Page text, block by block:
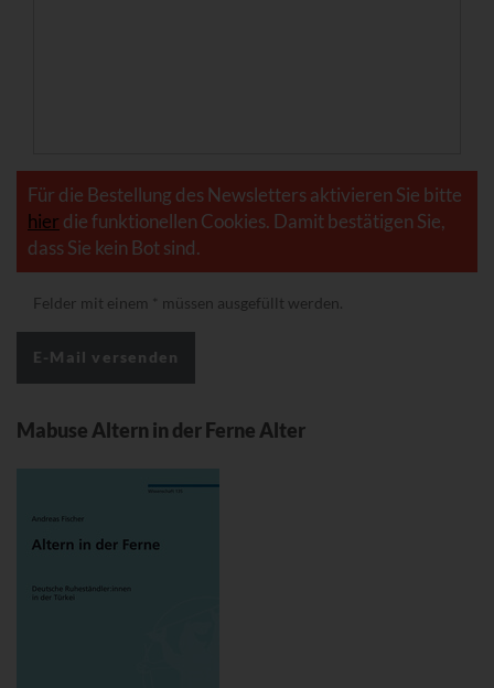
Für die Bestellung des Newsletters aktivieren Sie bitte
hier die funktionellen Cookies. Damit bestätigen Sie,
dass Sie kein Bot sind.
Felder mit einem müssen ausgefüllt werden.
Mabuse Altern in der Ferne Alter